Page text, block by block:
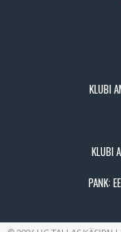
KLUBI
KLUBI
PANK: